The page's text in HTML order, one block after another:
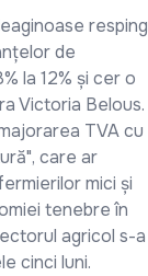
resping
de
la 12% și cer o
Victoria Belous.
TVA cu
care ar
mici și
tenebre în
agricol s-a
cinci luni.